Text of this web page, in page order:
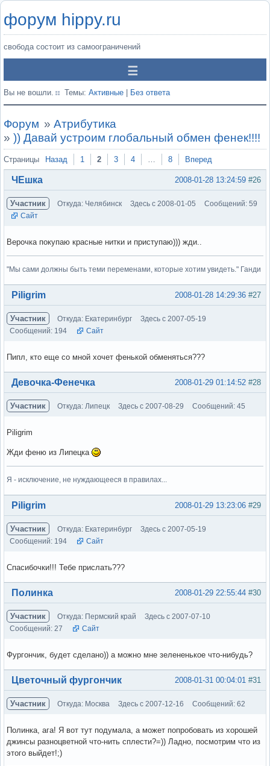
форум hippy.ru
свобода состоит из самоограничений
Вы не вошли. Темы: Активные Без ответа
Форум » Атрибутика
» )) Давай устроим глобальный обмен фенек!!!!
Страницы Назад 1 2 3 4 … 8 Вперед
#26
2008-01-28 13:24:59
ЧЕшка
Участник Откуда: Челябинск Здесь с 2008-01-05
Сообщений: 59
Сайт
Верочка покупаю красные нитки и приступаю))) жди..
"Мы сами должны быть теми переменами, которые хотим увидеть." Ганди
Вне форума #27
2008-01-28 14:29:36
Piligrim
Участник Откуда: Екатеринбург
Здесь с 2007-05-19
Сообщений: 194
Сайт
Пипл, кто еще со мной хочет фенькой обменяться???
Вне форума #28
2008-01-29 01:14:52
Девочка-Фенечка
Участник Откуда: Липецк Здесь с 2007-08-29 Сообщений: 45
Piligrim
Жди феню из Липецка
Я - исключение, не нуждающееся в правилах...
Вне форума #29
2008-01-29 13:23:06
Piligrim
Участник Откуда: Екатеринбург
Здесь с 2007-05-19
Сообщений: 194
Сайт
Спасибочки!!! Тебе прислать???
Вне форума #30
2008-01-29 22:55:44
Полинка
Участник Откуда: Пермский край
Здесь с 2007-07-10
Сообщений: 27
Сайт
Фургончик, будет сделано)) а можно мне зелененькое что-нибудь?
Вне форума #31
2008-01-31 00:04:01
Цветочный фургончик
Участник Откуда: Москва Здесь с 2007-12-16 Сообщений: 62
Полинка, ага! Я вот тут подумала, а может попробовать из хорошей
джинсы разноцветной что-нить сплести?=)) Ладно, посмотрим что из
этого выйдет!;)